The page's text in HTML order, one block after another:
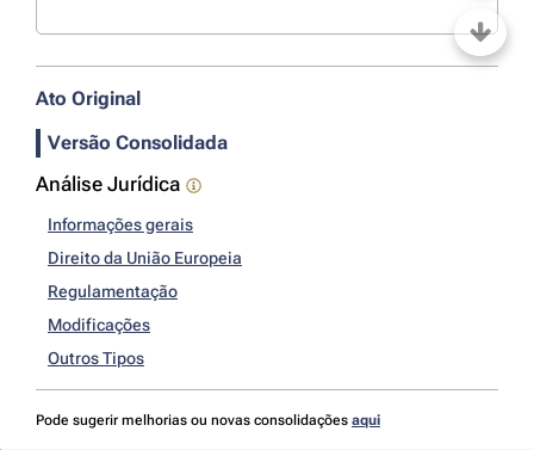
Ato Original
Versão Consolidada
Análise Jurídica
Informações gerais
Direito da União Europeia
Regulamentação
Modificações
Outros Tipos
Pode sugerir melhorias ou novas consolidações aqui